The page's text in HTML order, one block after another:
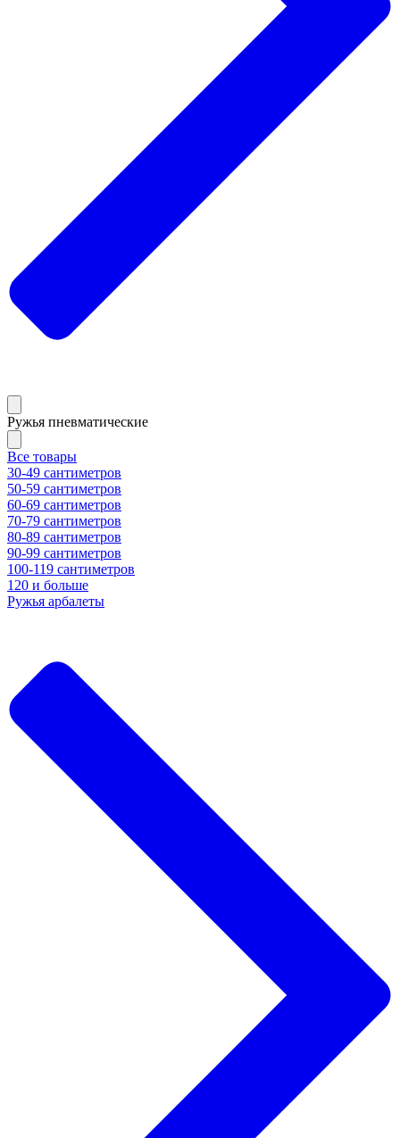
Ружья пневматические
Все товары
30-49 сантиметров
50-59 сантиметров
60-69 сантиметров
70-79 сантиметров
80-89 сантиметров
90-99 сантиметров
100-119 сантиметров
120 и больше
Ружья арбалеты